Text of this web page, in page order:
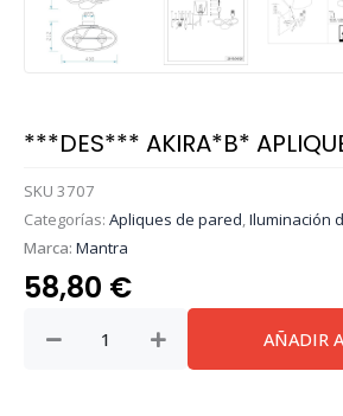
***DES*** AKIRA*B*
SKU 3707
Categorías: Apliques de pared,Iluminación
Marca: Mantra
58,80 €
AKIRA*B*
AÑADIR